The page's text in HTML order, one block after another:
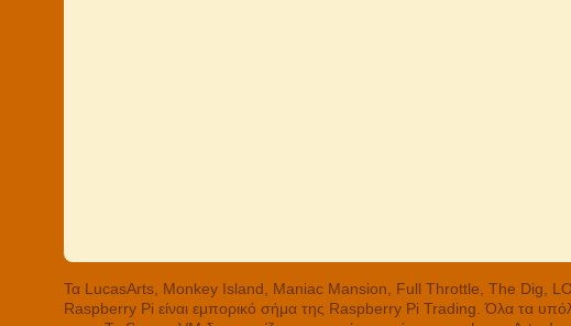
Τα LucasArts, Monkey Island, Maniac Mansion, Full Throttle, The Dig,
Raspberry Pi είναι εμπορικό σήμα της Raspberry Pi Trading. Όλα τα